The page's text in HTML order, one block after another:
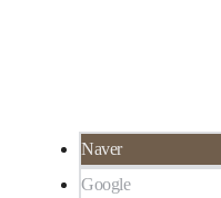
Naver
Google